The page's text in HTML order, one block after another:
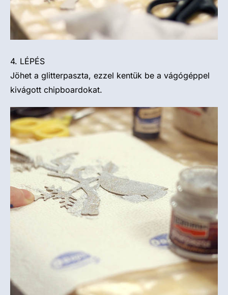
4. LÉPÉS
Jöhet a glitterpaszta, ezzel kentük be a vágógéppel
kivágott chipboardokat.